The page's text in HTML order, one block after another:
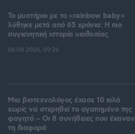
Το μυστήριο με το «rainbow baby»
λύθηκε μετά από 65 χρόνια: Η πιο
συγκινητική ιστορία υιοθεσίας
06.08.2026, 09:26
Μια βιοτεχνολόγος έχασε 10 κιλά
χωρίς να στερηθεί το αγαπημένο της
φαγητό – Οι 8 συνήθειες που έκαναν
τη διαφορά